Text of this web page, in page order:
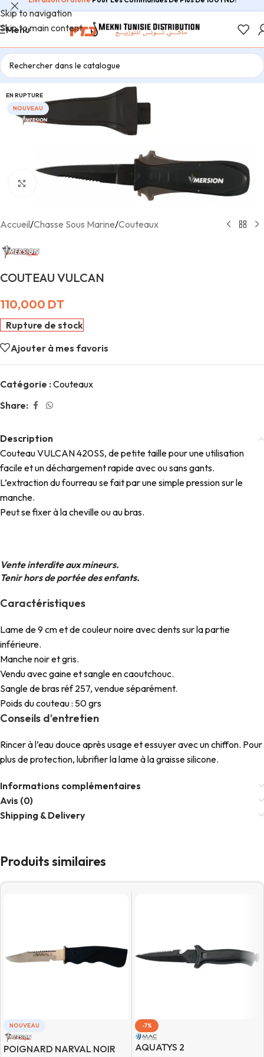
Skip to navigation
Skip to main content
Menu
EN RUPTURE
NOUVEAU
Accueil/Chasse Sous Marine/Couteaux
COUTEAU VULCAN
110,000 DT
Rupture de stock
Ajouter à mes favoris
Catégorie : Couteaux
Share:
Description
Couteau VULCAN 420SS, de petite taille pour une utilisation
facile et un déchargement rapide avec ou sans gants.
L’extraction du fourreau se fait par une simple pression sur le
manche.
Peut se fixer à la cheville ou au bras.
Vente interdite aux mineurs.
Tenir hors de portée des enfants.
Caractéristiques
Lame de 9 cm et de couleur noire avec dents sur la partie
inférieure.
Manche noir et gris.
Vendu avec gaine et sangle en caoutchouc.
Sangle de bras réf 257, vendue séparément.
Poids du couteau : 50 grs
Conseils d’entretien
Rincer à l’eau douce après usage et essuyer avec un chiffon. Pour
plus de protection, lubrifier la lame à la graisse silicone.
Informations complémentaires
Avis (0)
Shipping & Delivery
Produits similaires
NOUVEAU
POIGNARD NARVAL NOIR
-7%
AQUATYS 2